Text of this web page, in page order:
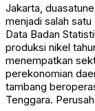
Jakarta,
menjadi salah
Data Badan
produksi nikel
menempatkan
perekonomian
tambang
Tenggara.